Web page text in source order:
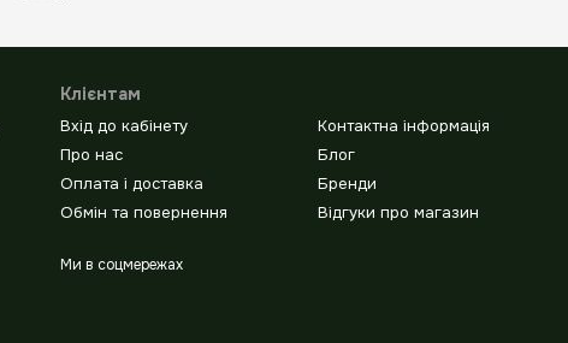
Клієнтам
Вхід до кабінету
Про нас
Оплата і доставка
Обмін та повернення
Контактна інформація
Блог
Бренди
Відгуки про магазин
Ми в соцмережах